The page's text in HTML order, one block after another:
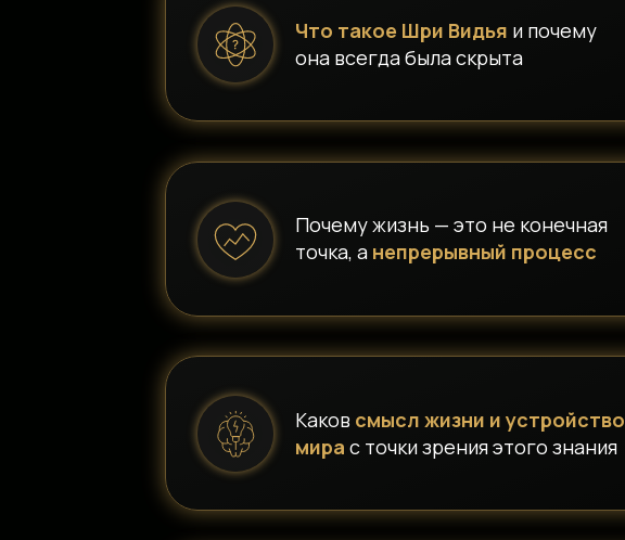
Почему жизнь — это не конечная
точка, а непрерывный процесс
Что такое Шри Видья и почему
она всегда была скрыта
Каков смысл жизни и устройство
мира с точки зрения этого знания